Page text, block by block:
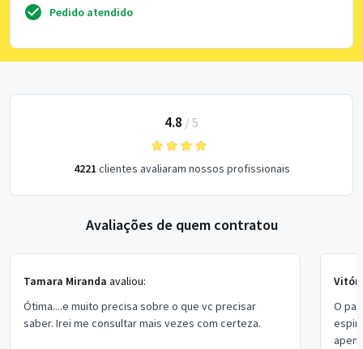
Pedido atendido
4.8 / 5
4221 clientes avaliaram nossos profissionais
Avaliações de quem contratou
Tamara Miranda avaliou:
Ótima....e muito precisa sobre o que vc precisar
saber. Irei me consultar mais vezes com certeza.
O pai